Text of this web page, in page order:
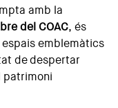
amb la
del COAC, és
emblemàtics
de despertar
patrimoni